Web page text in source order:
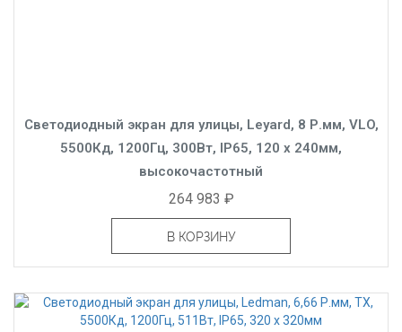
Светодиодный экран для улицы, Leyard, 8 Р.мм, VLO,
5500Кд, 1200Гц, 300Вт, IP65, 120 x 240мм,
высокочастотный
264 983 ₽
В КОРЗИНУ